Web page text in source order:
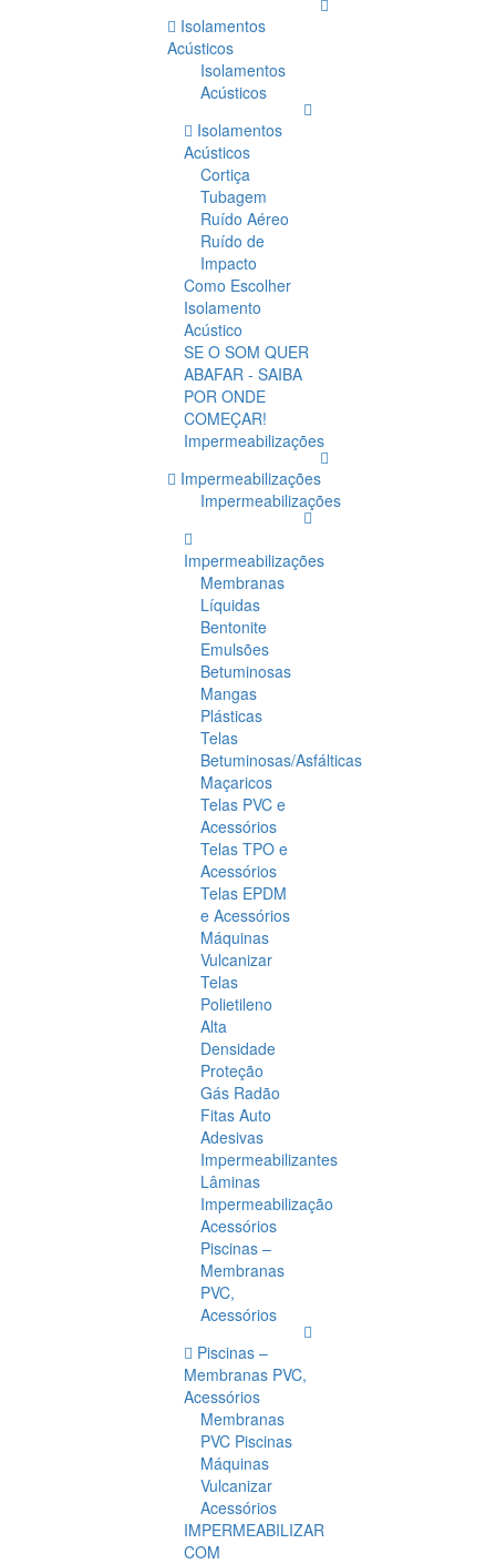
Isolamentos
Acústicos
Isolamentos
Acústicos
Isolamentos
Acústicos
Cortiça
Tubagem
Ruído Aéreo
Ruído de
Impacto
Como Escolher
Isolamento
Acústico
SE O SOM QUER
ABAFAR - SAIBA
POR ONDE
COMEÇAR!
Impermeabilizações
Impermeabilizações
Impermeabilizações
Impermeabilizações
Membranas
Líquidas
Bentonite
Emulsões
Betuminosas
Mangas
Plásticas
Telas
Betuminosas/Asfálticas
Maçaricos
Telas PVC e
Acessórios
Telas TPO e
Acessórios
Telas EPDM
e Acessórios
Máquinas
Vulcanizar
Telas
Polietileno
Alta
Densidade
Proteção
Gás Radão
Fitas Auto
Adesivas
Impermeabilizantes
Lâminas
Impermeabilização
Acessórios
Piscinas –
Membranas
PVC,
Acessórios
Piscinas –
Membranas PVC,
Acessórios
Membranas
PVC Piscinas
Máquinas
Vulcanizar
Acessórios
IMPERMEABILIZAR
COM